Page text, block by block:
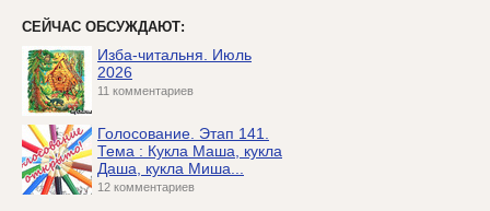
СЕЙЧАС ОБСУЖДАЮТ:
Изба-читальня. Июль
2026
11 комментариев
Голосование. Этап 141.
Тема : Кукла Маша, кукла
Даша, кукла Миша...
12 комментариев